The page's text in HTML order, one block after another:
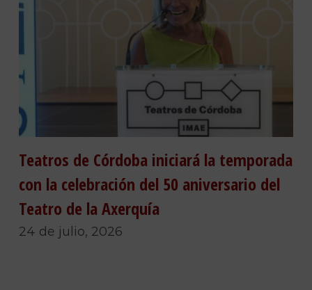
Teatros de Córdoba iniciará la temporada
con la celebración del 50 aniversario del
Teatro de la Axerquía
24 de julio, 2026